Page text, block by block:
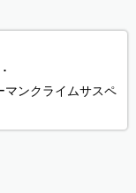
マンクライムサスペ